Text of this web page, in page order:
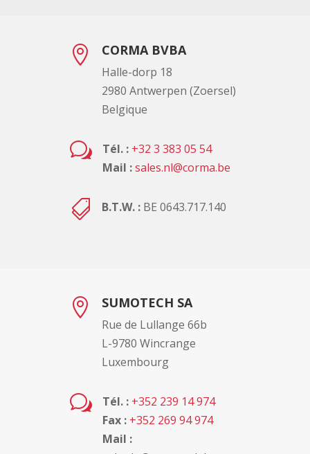
 CORMA BVBA
Halle-dorp 18
2980 Antwerpen (Zoersel)
Belgique
w Tél. : +32 3 383 05 54
Mail :sales.nl@corma.be
 B.T.W. : BE 0643.717.140
 SUMOTECH SA
Rue de Lullange 66b
L-9780 Wincrange
Luxembourg
w Tél. : +352 239 14 974
Fax : +352 269 94 974
Mail :